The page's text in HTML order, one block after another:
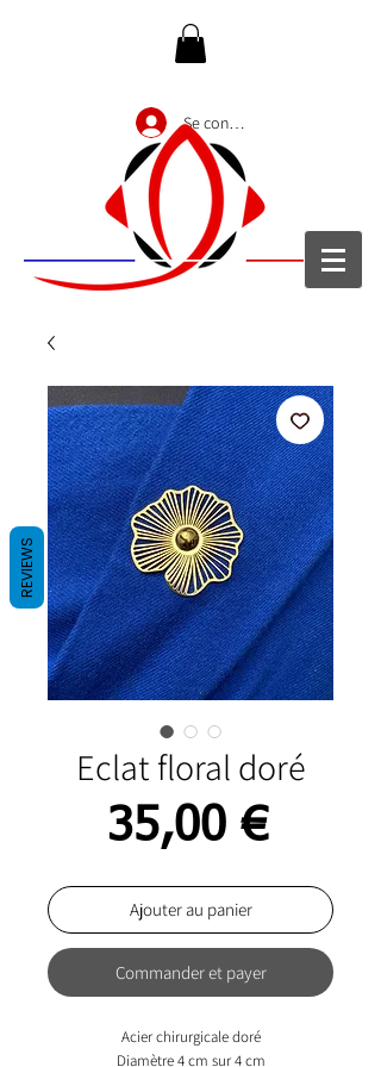
Se connecter
Eclat floral doré
35,00 €Prix
Ajouter au panier
Commander et payer
Acier chirurgicale doré
Diamètre 4 cm sur 4 cm
REVIEWS